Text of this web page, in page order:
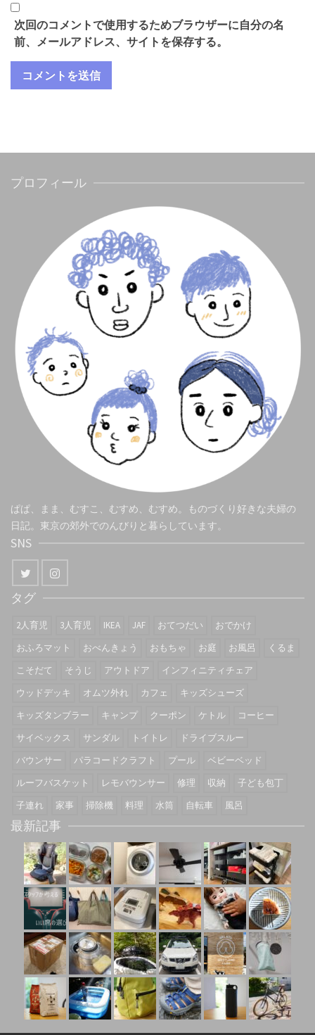
次回のコメントで使用するためブラウザーに自分の名
前、メールアドレス、サイトを保存する。
プロフィール
ぱぱ、まま、むすこ、むすめ、むすめ。ものづくり好きな夫婦の
日記。東京の郊外でのんびりと暮らしています。
SNS
タグ
2人育児 3人育児 IKEA JAF おてつだい
おでかけ
おふろマット
おべんきょう おもちゃ お庭 お風呂
くるま
こそだて
そうじ アウトドア
インフィニティチェア
ウッドデッキ
オムツ外れ カフェ
キッズシューズ
キッズタンブラー
キャンプ クーポン ケトル
コーヒー
サイベックス
サンダル トイトレ
ドライブスルー
バウンサー
パラコードクラフト プール
ベビーベッド
ルーフバスケット
レモバウンサー 修理 収納
子ども包丁
子連れ
家事 掃除機 料理 水筒 自転車 風呂
最新記事